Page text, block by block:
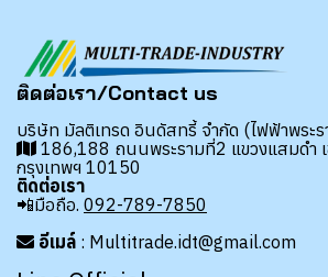
ติดต่อเรา/Contact us
บริษัท มัลติเทรด อินดัสทรี้ จำกัด (ไฟฟ้าพระ
186,188 ถนนพระรามที่2 แขวงแสมดำ
กรุงเทพฯ 10150
ติดต่อเรา
📲มือถือ. 092-789-7850
อีเมล์ : Multitrade.idt@gmail.com